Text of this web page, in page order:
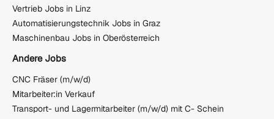
Vertrieb Jobs in Linz
Automatisierungstechnik Jobs in Graz
Maschinenbau Jobs in Oberösterreich
Andere Jobs
CNC Fräser (m/w/d)
Mitarbeiter:in Verkauf
Transport- und Lagermitarbeiter (m/w/d) mit C- Schein